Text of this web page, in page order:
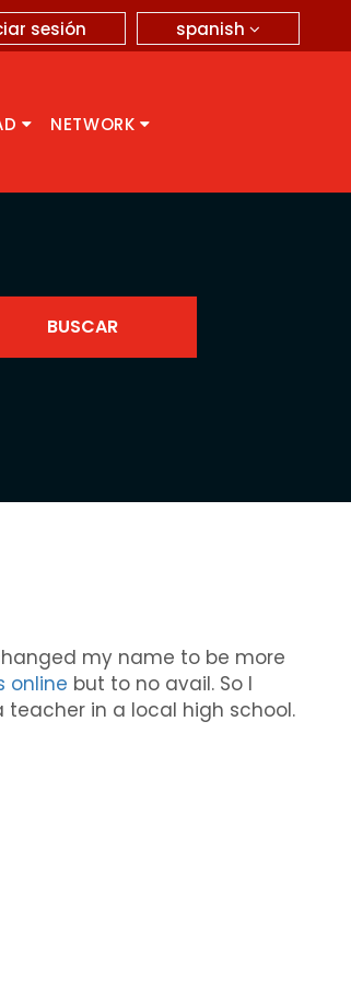
spanish
sesión
NETWORK
my name to be more
online but to no avail. So I
in a local high school.